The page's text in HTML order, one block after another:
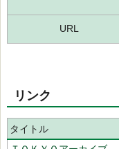
URL
リンク
タイトル